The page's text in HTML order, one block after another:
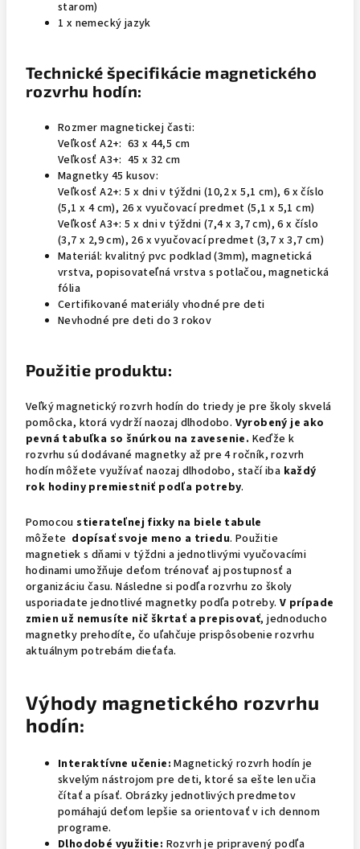
starom)
1 x nemecký jazyk
Technické špecifikácie magnetického
rozvrhu hodín:
Rozmer magnetickej časti:
Veľkosť A2+: 63 x 44,5 cm
Veľkosť A3+: 45 x 32 cm
Magnetky 45 kusov:
Veľkosť A2+: 5 x dni v týždni (10,2 x 5,1 cm), 6 x číslo
(5,1 x 4 cm), 26 x vyučovací predmet (5,1 x 5,1 cm)
Veľkosť A3+: 5 x dni v týždni (7,4 x 3,7 cm), 6 x číslo
(3,7 x 2,9 cm), 26 x vyučovací predmet (3,7 x 3,7 cm)
Materiál: kvalitný pvc podklad (3mm), magnetická
vrstva, popisovateľná vrstva s potlačou, magnetická
fólia
Certifikované materiály vhodné pre deti
Nevhodné pre deti do 3 rokov
Použitie produktu:
Veľký magnetický rozvrh hodín do triedy je pre školy skvelá
pomôcka, ktorá vydrží naozaj dlhodobo. Vyrobený je ako
pevná tabuľka so šnúrkou na zavesenie. Keďže k
rozvrhu sú dodávané magnetky až pre 4 ročník, rozvrh
hodín môžete využívať naozaj dlhodobo, stačí iba každý
rok hodiny premiestniť podľa potreby.
Pomocoustierateľnej fixky na biele tabule
môžete dopísať svoje meno a triedu. Použitie
magnetiek s dňami v týždni a jednotlivými vyučovacími
hodinami umožňuje deťom trénovať aj postupnosť a
organizáciu času. Následne si podľa rozvrhu zo školy
usporiadate jednotlivé magnetky podľa potreby. V prípade
zmien už nemusíte nič škrtať a prepisovať, jednoducho
magnetky prehodíte, čo uľahčuje prispôsobenie rozvrhu
aktuálnym potrebám dieťaťa.
Výhody magnetického rozvrhu
hodín:
Interaktívne učenie: Magnetický rozvrh hodín je
skvelým nástrojom pre deti, ktoré sa ešte len učia
čítať a písať. Obrázky jednotlivých predmetov
pomáhajú deťom lepšie sa orientovať v ich dennom
programe.
Dlhodobé využitie: Rozvrh je pripravený podľa